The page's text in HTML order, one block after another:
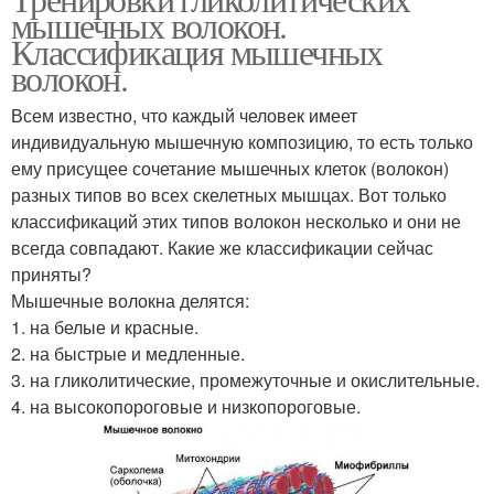
мышечных волокон.
Классификация мышечных
волокон.
Всем известно, что каждый человек имеет
индивидуальную мышечную композицию, то есть только
ему присущее сочетание мышечных клеток (волокон)
разных типов во всех скелетных мышцах. Вот только
классификаций этих типов волокон несколько и они не
всегда совпадают. Какие же классификации сейчас
приняты?
Мышечные волокна делятся:
1. на белые и красные.
2. на быстрые и медленные.
3. на гликолитические, промежуточные и окислительные.
4. на высокопороговые и низкопороговые.